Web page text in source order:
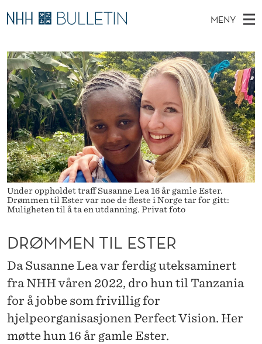
D
R
Ø
M
M
E
N
T
L
S
T
E
R
MENY
O
V
E
D
M
E
N
Y
Ø
K
I
N
E
T
T
S
T
E
D
E
T
Stipendiater og nye forskerprofiler
Disputaser
Ekspertutvalg
Om Bulletin
Under oppholdet traff Susanne Lea 16 år gamle Ester.
Drømmen til Ester var noe de fleste i Norge tar for gitt:
Muligheten til å ta en utdanning. Privat foto
DRØMMEN TIL ESTER
Da Susanne Lea var ferdig uteksaminert
fra NHH våren 2022, dro hun til Tanzania
for å jobbe som frivillig for
hjelpeorganisasjonen Perfect Vision. Her
møtte hun 16 år gamle Ester.